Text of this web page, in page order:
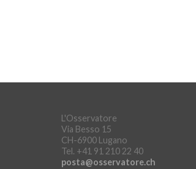
L'Osservatore
Via Besso 15
CH-6900 Lugano
Tel. +41 91 210 22 40
posta@osservatore.ch